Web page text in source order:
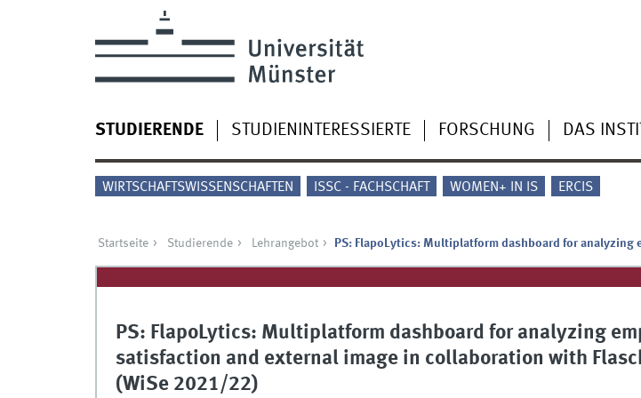
STUDIERENDE STUDIENINTERESSIERTE FORSCHUNG DAS
WIRTSCHAFTSWISSENSCHAFTEN ISSC - FACHSCHAFT WOMEN+ IN IS ERCIS
Startseite Studierende Lehrangebot PS: FlapoLytics: Multiplatform dashboard for
PS: FlapoLytics: Multiplatform dashboard for analyzing
satisfaction and external image in collaboration with
(WiSe 2021/22)